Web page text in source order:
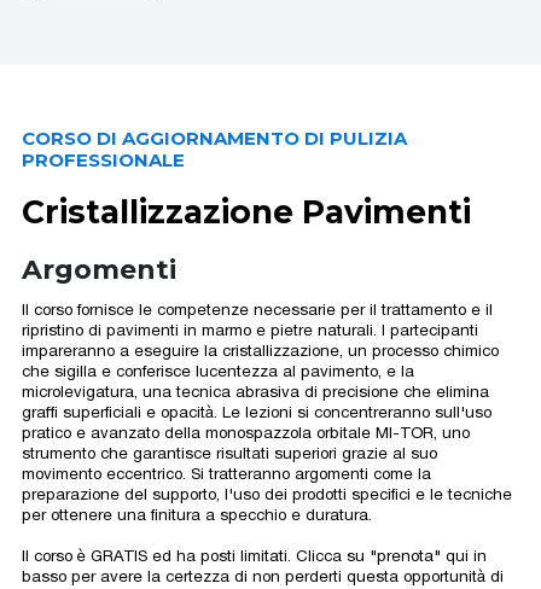
CORSO DI AGGIORNAMENTO DI PULIZIA
PROFESSIONALE
Cristallizzazione Pavimenti
Argomenti
Il corso fornisce le competenze necessarie per il trattamento e il
ripristino di pavimenti in marmo e pietre naturali. I partecipanti
impareranno a eseguire la cristallizzazione, un processo chimico
che sigilla e conferisce lucentezza al pavimento, e la
microlevigatura, una tecnica abrasiva di precisione che elimina
graffi superficiali e opacità. Le lezioni si concentreranno sull'uso
pratico e avanzato della monospazzola orbitale MI-TOR, uno
strumento che garantisce risultati superiori grazie al suo
movimento eccentrico. Si tratteranno argomenti come la
preparazione del supporto, l'uso dei prodotti specifici e le tecniche
per ottenere una finitura a specchio e duratura.
Il corso è GRATIS ed ha posti limitati. Clicca su "prenota" qui in
basso per avere la certezza di non perderti questa opportunità di